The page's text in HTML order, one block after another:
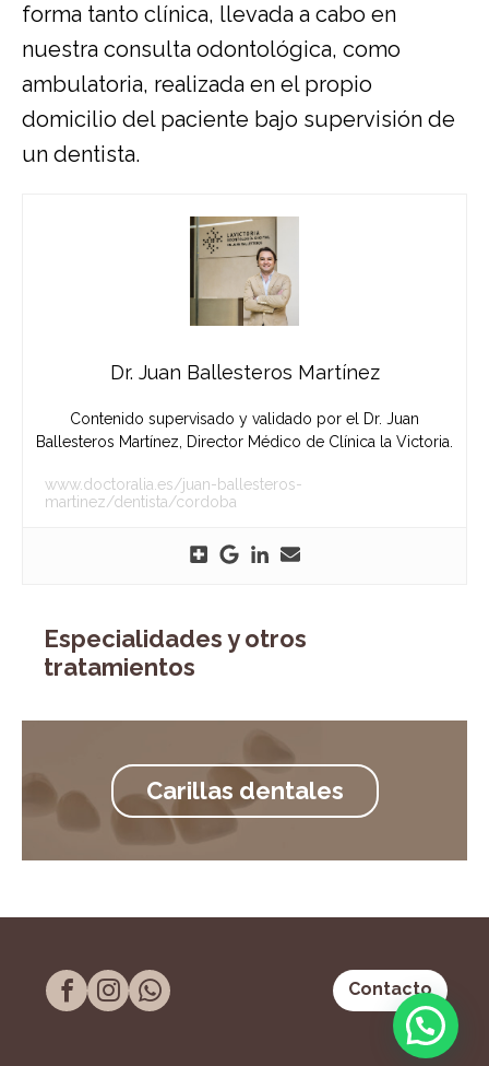
forma tanto clínica, llevada a cabo en
nuestra consulta odontológica, como
ambulatoria, realizada en el propio
domicilio del paciente bajo supervisión de
un dentista.
Dr. Juan Ballesteros Martínez
Contenido supervisado y validado por el Dr. Juan
Ballesteros Martínez, Director Médico de Clínica la Victoria.
www.doctoralia.es/juan-ballesteros-
martinez/dentista/cordoba
Especialidades y otros
tratamientos
Carillas dentales
Contacto